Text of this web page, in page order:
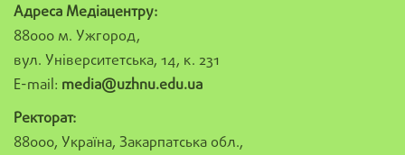
Адреса Медіацентру:
88000 м. Ужгород,
вул. Університетська, 14, к. 231
E-mail: media@uzhnu.edu.ua
Ректорат:
88000, Україна, Закарпатська обл.,